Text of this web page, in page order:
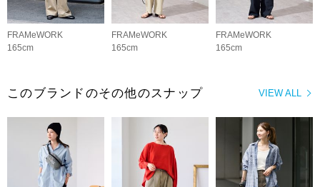
FRAMeWORK
165cm
FRAMeWORK
165cm
FRAMeWORK
165cm
VIEW ALL
このブランドのその他のスナップ